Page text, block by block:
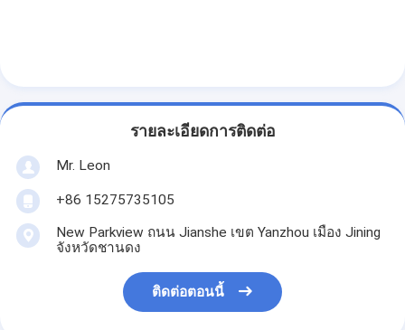
รายละเอียดการติดต่อ
Mr. Leon
+86 15275735105
New Parkview ถนน Jianshe เขต Yanzhou เมือง Jining
จังหวัดชานดง
ติดต่อตอนนี้